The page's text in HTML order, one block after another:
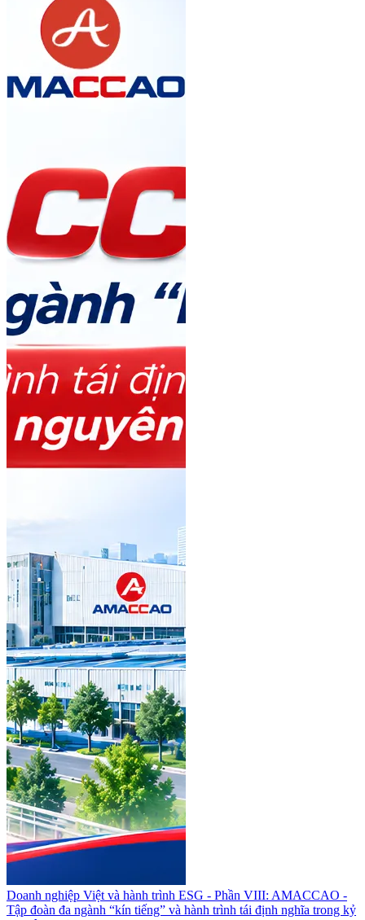
Doanh nghiệp Việt và hành trình ESG - Phần VIII: AMACCAO -
Tập đoàn đa ngành “kín tiếng” và hành trình tái định nghĩa trong kỷ